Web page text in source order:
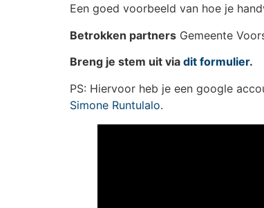
Een goed voorbeeld van hoe je
Betrokken partners Gemeente
Breng je stem uit viadit formulier.
PS: Hiervoor heb je een google
Simone Runtulalo.